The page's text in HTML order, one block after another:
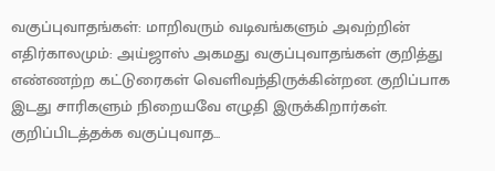
வகுப்புவாதங்கள்: மாறிவரும் வடிவங்களும் அவற்றின்
எதிர்காலமும்: அய்ஜாஸ் அகமது வகுப்புவாதங்கள் குறித்து
எண்ணற்ற கட்டுரைகள் வெளிவந்திருக்கின்றன. குறிப்பாக
இடது சாரிகளும் நிறையவே எழுதி இருக்கிறார்கள்.
குறிப்பிடத்தக்க வகுப்புவாத...